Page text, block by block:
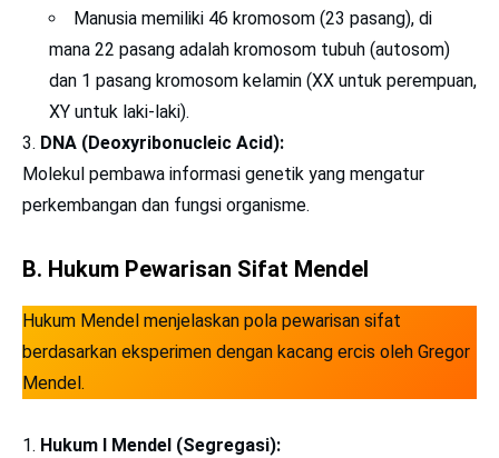
Manusia memiliki 46 kromosom (23 pasang), di
mana 22 pasang adalah kromosom tubuh (autosom)
dan 1 pasang kromosom kelamin (XX untuk perempuan,
XY untuk laki-laki).
DNA (Deoxyribonucleic Acid):
Molekul pembawa informasi genetik yang mengatur
perkembangan dan fungsi organisme.
B. Hukum Pewarisan Sifat Mendel
Hukum Mendel menjelaskan pola pewarisan sifat
berdasarkan eksperimen dengan kacang ercis oleh Gregor
Mendel.
Hukum I Mendel (Segregasi):